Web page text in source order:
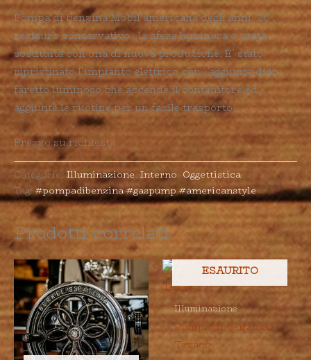
Pompa di benzina Mobil americana degli anni ’20 ,
restauro conservativo , la sfera luminosa e’ stata
sostituita con una di nuova produzione. E’ stato
ripristinato l’impianto elettrico con l’aggiunta di in
faretto luminoso che accende il contenitore ed
aggiunte le ruotine per un facile trasporto.
Prezzo su richiesta
Categorie: Illuminazione, Interno, Oggettistica
Tag:#pompadibenzina #gaspump #americanstyle
Prodotti correlati
ESAURITO
Illuminazione
Pompa di benzina
Texaco